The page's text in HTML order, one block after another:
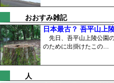
おおすみ雑記
日本最古？ 吾平山上
先日、吾平山上陵公園
のために出掛けたこの…
人